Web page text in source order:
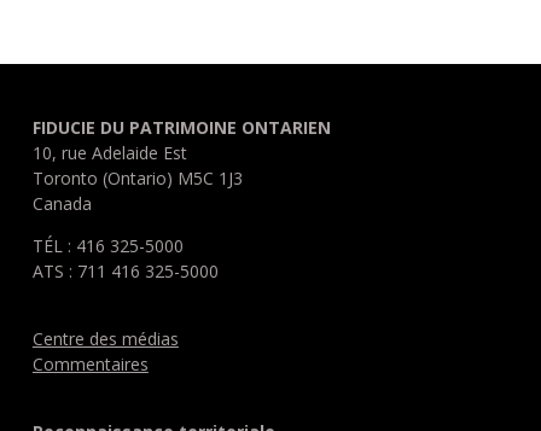
FIDUCIE DU PATRIMOINE ONTARIEN
10, rue Adelaide Est
Toronto (Ontario) M5C 1J3
Canada
TÉL : 416 325-5000
ATS : 711 416 325-5000
Centre des médias
Commentaires